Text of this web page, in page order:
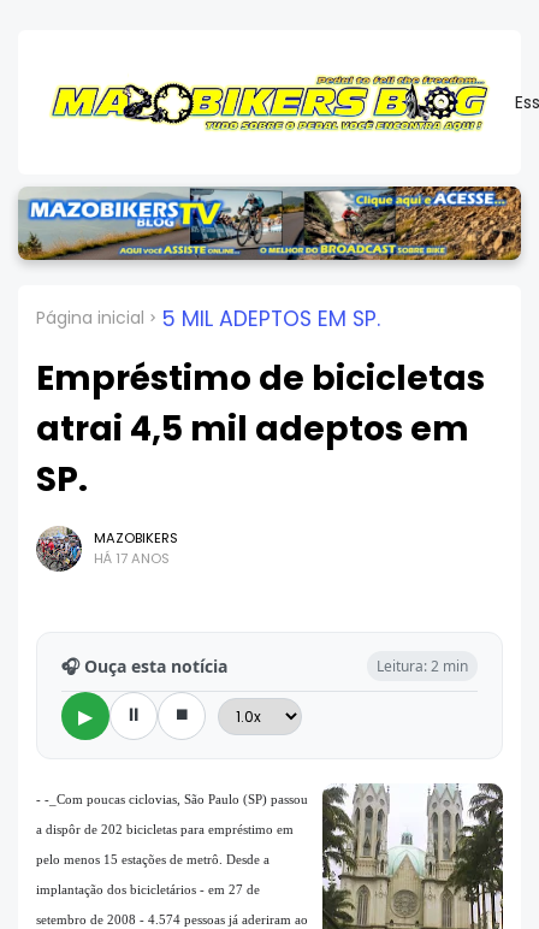
Página inicial 5 MIL ADEPTOS EM SP.
Empréstimo de bicicletas
atrai 4,5 mil adeptos em
SP.
MAZOBIKERS
HÁ 17 ANOS
🎧 Ouça esta notícia Leitura: 2 min
▶ ⏸ ⏹
- -_Com poucas ciclovias, São Paulo (SP) passou
a dispôr de 202 bicicletas para empréstimo em
pelo menos 15 estações de metrô. Desde a
implantação dos bicicletários - em 27 de
setembro de 2008 - 4.574 pessoas já aderiram ao